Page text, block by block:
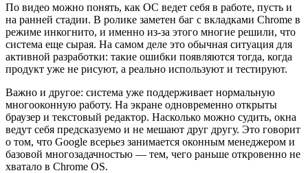
По видео можно понять, как ОС ведет себя в работе, пусть и
на ранней стадии. В ролике заметен баг с вкладками Chrome в
режиме инкогнито, и именно из-за этого многие решили, что
система еще сырая. На самом деле это обычная ситуация для
активной разработки: такие ошибки появляются тогда, когда
продукт уже не рисуют, а реально используют и тестируют.
Важно и другое: система уже поддерживает нормальную
многооконную работу. На экране одновременно открыты
браузер и текстовый редактор. Насколько можно судить, окна
ведут себя предсказуемо и не мешают друг другу. Это говорит
о том, что Google всерьез занимается оконным менеджером и
базовой многозадачностью — тем, чего раньше откровенно не
хватало в Chrome OS.